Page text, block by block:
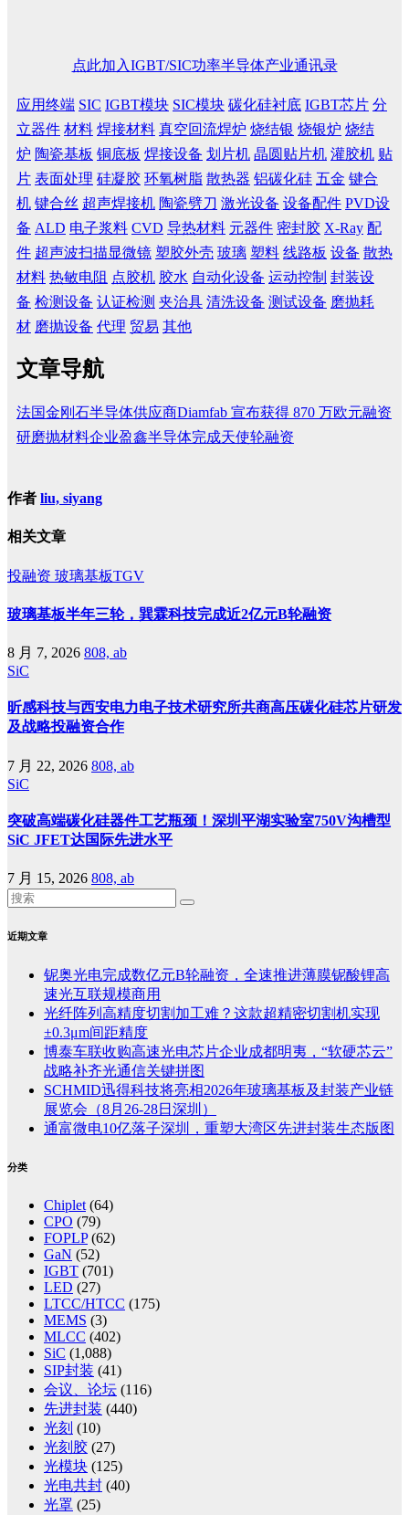
点此加入IGBT/SIC功率半导体产业通讯录
应用终端 SIC IGBT模块 SIC模块 碳化硅衬底 IGBT芯片 分
立器件 材料 焊接材料 真空回流焊炉 烧结银 烧银炉 烧结
炉 陶瓷基板 铜底板 焊接设备 划片机 晶圆贴片机 灌胶机 贴
片 表面处理 硅凝胶 环氧树脂 散热器 铝碳化硅 五金 键合
机 键合丝 超声焊接机 陶瓷劈刀 激光设备 设备配件 PVD设
备 ALD 电子浆料 CVD 导热材料 元器件 密封胶 X-Ray 配
件 超声波扫描显微镜 塑胶外壳 玻璃 塑料 线路板 设备 散热
材料 热敏电阻 点胶机 胶水 自动化设备 运动控制 封装设
备 检测设备 认证检测 夹治具 清洗设备 测试设备 磨抛耗
材 磨抛设备 代理 贸易 其他
文章导航
法国金刚石半导体供应商Diamfab 宣布获得 870 万欧元融资
研磨抛材料企业盈鑫半导体完成天使轮融资
作者 liu, siyang
相关文章
投融资 玻璃基板TGV
玻璃基板半年三轮，巽霖科技完成近2亿元B轮融资
8 月 7, 2026 808, ab
SiC
昕感科技与西安电力电子技术研究所共商高压碳化硅芯片研发
及战略投融资合作
7 月 22, 2026 808, ab
SiC
突破高端碳化硅器件工艺瓶颈！深圳平湖实验室750V沟槽型
SiC JFET达国际先进水平
7 月 15, 2026 808, ab
近期文章
铌奥光电完成数亿元B轮融资，全速推进薄膜铌酸锂高
速光互联规模商用
光纤阵列高精度切割加工难？这款超精密切割机实现
±0.3μm间距精度
博泰车联收购高速光电芯片企业成都明夷，“软硬芯云”
战略补齐光通信关键拼图
SCHMID迅得科技将亮相2026年玻璃基板及封装产业链
展览会（8月26-28日深圳）
通富微电10亿落子深圳，重塑大湾区先进封装生态版图
分类
Chiplet (64)
CPO (79)
FOPLP(62)
GaN (52)
IGBT (701)
LED (27)
LTCC/HTCC (175)
MEMS (3)
MLCC (402)
SiC (1,088)
SIP封装 (41)
会议、论坛 (116)
先进封装 (440)
光刻 (10)
光刻胶 (27)
光模块 (125)
光电共封 (40)
光罩 (25)